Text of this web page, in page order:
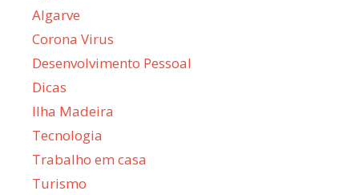
Algarve
Corona Virus
Desenvolvimento Pessoal
Dicas
Ilha Madeira
Tecnologia
Trabalho em casa
Turismo